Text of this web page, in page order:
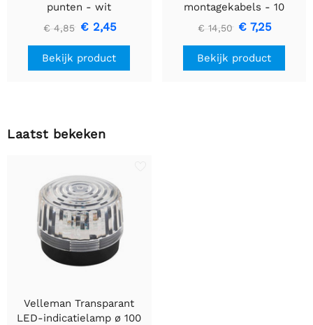
punten - wit
€ 4,85 € 2,45
Bekijk product
montagekabels - 10
kleuren - 60m - flexibele
kern (multi core)
€ 14,50 € 7,25
Bekijk product
Laatst bekeken
Velleman Transparant
LED-indicatielamp ø 100